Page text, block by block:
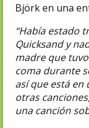
Björk en una
“Había estado
Quicksand y
madre que
coma durante
así que está
otras
una canción